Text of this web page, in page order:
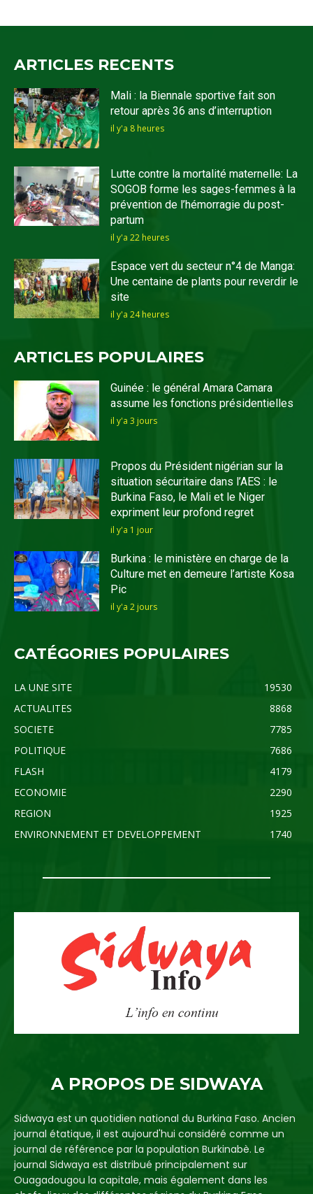
ARTICLES RECENTS
Mali : la Biennale sportive fait son
retour après 36 ans d’interruption
il y'a 8 heures
Lutte contre la mortalité maternelle: La
SOGOB forme les sages-femmes à la
prévention de l’hémorragie du post-
partum
il y'a 22 heures
Espace vert du secteur n°4 de Manga:
Une centaine de plants pour reverdir le
site
il y'a 24 heures
ARTICLES POPULAIRES
Guinée : le général Amara Camara
assume les fonctions présidentielles
il y'a 3 jours
Propos du Président nigérian sur la
situation sécuritaire dans l’AES : le
Burkina Faso, le Mali et le Niger
expriment leur profond regret
il y'a 1 jour
Burkina : le ministère en charge de la
Culture met en demeure l’artiste Kosa
Pic
il y'a 2 jours
CATÉGORIES POPULAIRES
LA UNE SITE
19530
ACTUALITES
8868
SOCIETE
7785
POLITIQUE
7686
FLASH
4179
ECONOMIE
2290
REGION
1925
ENVIRONNEMENT ET DEVELOPPEMENT
1740
A PROPOS DE SIDWAYA
Sidwaya est un quotidien national du Burkina Faso. Ancien
journal étatique, il est aujourd'hui considéré comme un
journal de référence par la population Burkinabè. Le
journal Sidwaya est distribué principalement sur
Ouagadougou la capitale, mais également dans les